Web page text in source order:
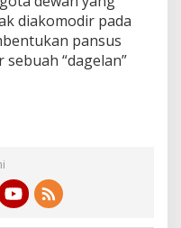
diakomodir pada
pansus
“dagelan”